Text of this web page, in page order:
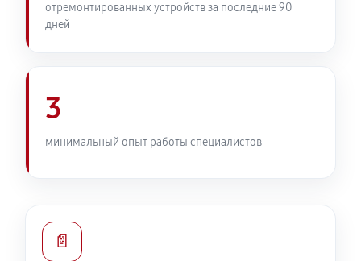
отремонтированных устройств за последние 90
дней
3
минимальный опыт работы специалистов
📄